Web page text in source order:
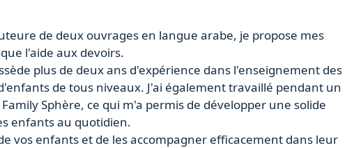
de deux ouvrages en langue arabe, je propose mes
l'aide aux devoirs.
plus de deux ans d'expérience dans l'enseignement des
de tous niveaux. J'ai également travaillé pendant un
Sphère, ce qui m'a permis de développer une solide
enfants au quotidien.
vos enfants et de les accompagner efficacement dans leur